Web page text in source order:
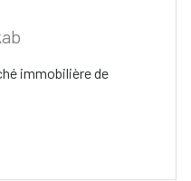
immobilière de